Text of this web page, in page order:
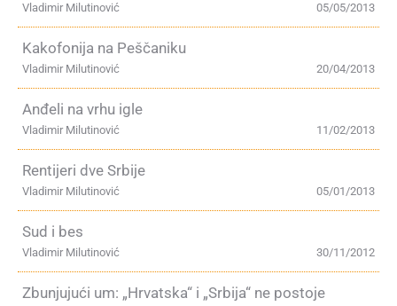
05/05/2013
Vladimir Milutinović
Kakofonija na Peščaniku
20/04/2013
Vladimir Milutinović
Anđeli na vrhu igle
11/02/2013
Vladimir Milutinović
Rentijeri dve Srbije
05/01/2013
Vladimir Milutinović
Sud i bes
30/11/2012
Vladimir Milutinović
Zbunjujući um: „Hrvatska“ i „Srbija“ ne postoje